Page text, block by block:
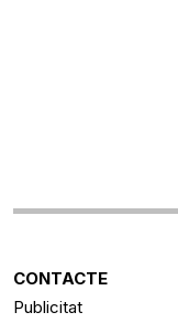
CONTACTE
Publicitat